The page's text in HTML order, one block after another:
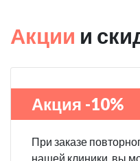
Акции и
Акция -10%
При заказе
нашей клиники, вы